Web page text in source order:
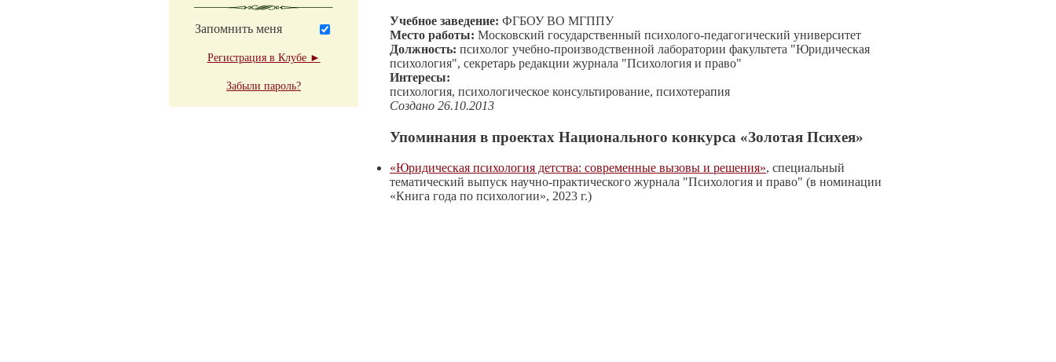
Запомнить меня
Регистрация в Клубе ►
Забыли пароль?
Учебное заведение: ФГБОУ ВО МГППУ
Место работы: Московский государственный психолого-педагогический университет
Должность: психолог учебно-производственной лаборатории факультета "Юридическая
психология", секретарь редакции журнала "Психология и право"
Интересы:
психология, психологическое консультирование, психотерапия
Создано 26.10.2013
Упоминания в проектах Национального конкурса «Золотая Психея»
«Юридическая психология детства: современные вызовы и решения», специальный
тематический выпуск научно-практического журнала "Психология и право" (в номинации
«Книга года по психологии», 2023 г.)